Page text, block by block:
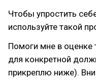
Чтобы упростить
используйте такой
Помоги мне в оценке
для конкретной
прикреплю ниже).